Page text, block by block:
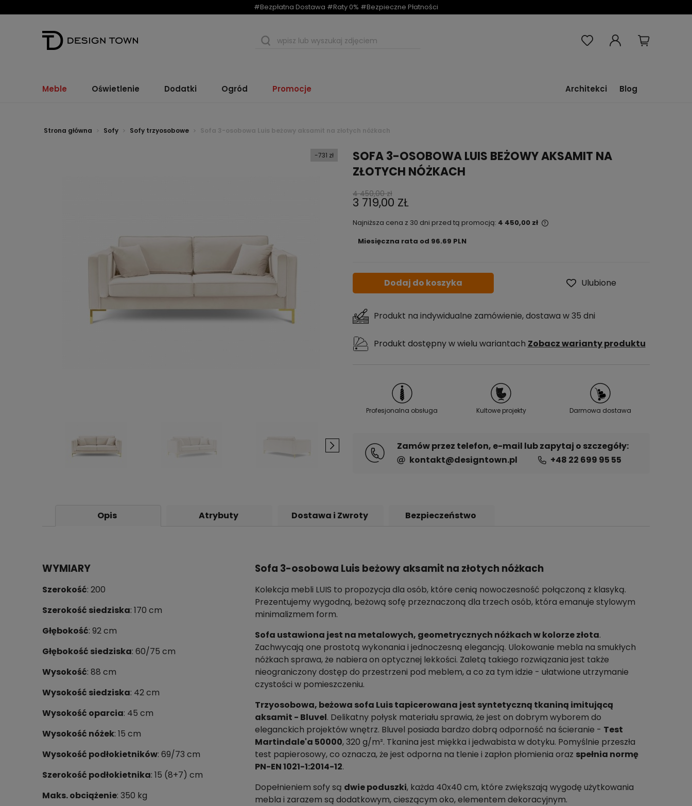
#Bezpłatna Dostawa #Raty 0% #Bezpieczne Płatności
Meble Oświetlenie Dodatki Ogród Promocje Blog
Architekci
Strona główna Sofy Sofy trzyosobowe Sofa 3-osobowa Luis beżowy aksamit na złotych nóżkach
-731 zł
SOFA 3-OSOBOWA LUIS BEŻOWY AKSAMIT NA
ZŁOTYCH NÓŻKACH
3 719,00 ZŁ
4 450,00 zł
Najniższa cena z 30 dni przed tą promocją: 4 450,00 zł
pojawił się w sprzedaży.
Miesięczna rata od 96.69 PLN
Dodaj do koszyka Ulubione
Produkt na indywidualne zamówienie, dostawa w 35 dni
Produkt dostępny w wielu wariantach Zobacz warianty produktu
Profesjonalna obsługa Kultowe projekty Darmowa dostawa
Zamów przez telefon, e-mail lub zapytaj o szczegóły:
kontakt@designtown.pl
+48 22 699 95 55
Opis Atrybuty Dostawa i Zwroty Bezpieczeństwo
WYMIARY
Szerokość: 200
Szerokość siedziska: 170 cm
Głębokość: 92 cm
Głębokość siedziska: 60/75 cm
Wysokość: 88 cm
Wysokość siedziska: 42 cm
Wysokość oparcia: 45 cm
Wysokość nóżek: 15 cm
Wysokość podłokietników: 69/73 cm
Szerokość podłokietnika: 15 (8+7) cm
Maks. obciążenie: 350 kg
Sofa 3-osobowa Luis beżowy aksamit na złotych nóżkach
Kolekcja mebli LUIS to propozycja dla osób, które cenią nowoczesność połączoną z klasyką.
Prezentujemy wygodną, beżową sofę przeznaczoną dla trzech osób, która emanuje stylowym
minimalizmem form.
Sofa ustawiona jest na metalowych, geometrycznych nóżkach w kolorze złota.
Zachwycają one prostotą wykonania i jednoczesną elegancją. Ulokowanie mebla na smukłych
nóżkach sprawa, że nabiera on optycznej lekkości. Zaletą takiego rozwiązania jest także
nieograniczony dostęp do przestrzeni pod meblem, a co za tym idzie - ułatwione utrzymanie
czystości w pomieszczeniu.
Trzyosobowa, beżowa sofa Luis tapicerowana jest syntetyczną tkaniną imitującą
aksamit - Bluvel. Delikatny połysk materiału sprawia, że jest on dobrym wyborem do
eleganckich projektów wnętrz. Bluvel posiada bardzo dobrą odporność na ścieranie - Test
Martindale'a 50000, 320 g/m². Tkanina jest miękka i jedwabista w dotyku. Pomyślnie przeszła
test papierosowy, co oznacza, że jest odporna na tlenie i zapłon płomienia oraz spełnia normę
PN-EN 1021-1:2014-12.
Dopełnieniem sofy są dwie poduszki, każda 40x40 cm, które zwiększają wygodę użytkowania
mebla i zarazem są dodatkowym, cieszącym oko, elementem dekoracyjnym.